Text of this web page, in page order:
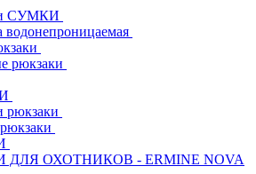
СУМКИ
водонепроницаемая
рюкзаки
рюкзаки
ОХОТНИКОВ - ERMINE NOVA